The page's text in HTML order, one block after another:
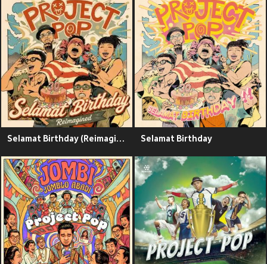
Selamat Birthday (Reimagined) Selamat Birthday